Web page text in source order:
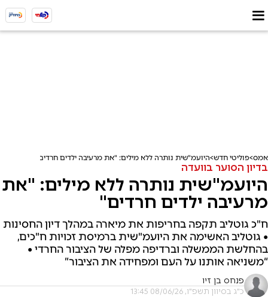
אמס פוליטי חדש היועמ"שית נותרה ללא מילים: "את מרעיבה ילדים חרדים"
בדיון הסוער בוועדה
היועמ"שית נותרה ללא מילים: "את
מרעיבה ילדים חרדים"
ח"כ גוטליב תקפה בחריפות את מיארה במהלך דיון החסינות
• גוטליב האשימה את היועמ"שית ברמיסת זכויות ח"כים,
בהחלשת הממשלה וברדיפה מפלה של הציבור החרדי •
“משניאה אותנו על העם ומפחידה את הציבור”
פנחס בן זיו
כ"ג בסיוון תשפ"ו, 08/06/26 13:45